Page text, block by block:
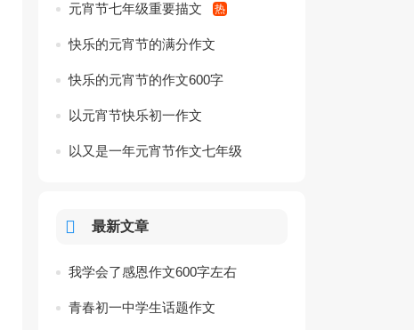
元宵节七年级重要描文
快乐的元宵节的满分作文
快乐的元宵节的作文600字
以元宵节快乐初一作文
以又是一年元宵节作文七年级
最新文章
我学会了感恩作文600字左右
青春初一中学生话题作文